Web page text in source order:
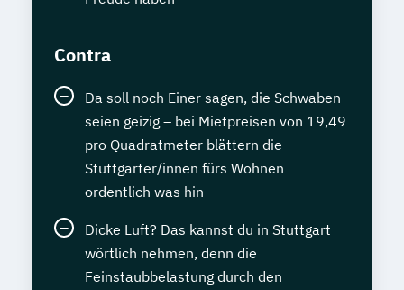
Contra
Da soll noch Einer sagen, die Schwaben
seien geizig – bei Mietpreisen von 19,49
pro Quadratmeter blättern die
Stuttgarter/innen fürs Wohnen
ordentlich was hin
Dicke Luft? Das kannst du in Stuttgart
wörtlich nehmen, denn die
Feinstaubbelastung durch den